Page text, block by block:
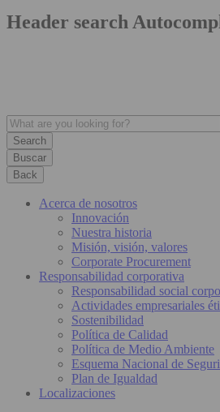
Header search
Buscar
Back
Acerca de nosotros
Innovación
Nuestra historia
Misión, visión, valores
Corporate Procurement
Responsabilidad corporativa
Responsabilidad social
Actividades empresariales
Sostenibilidad
Política de Calidad
Política de Medio Ambiente
Esquema Nacional de
Plan de Igualdad
Localizaciones